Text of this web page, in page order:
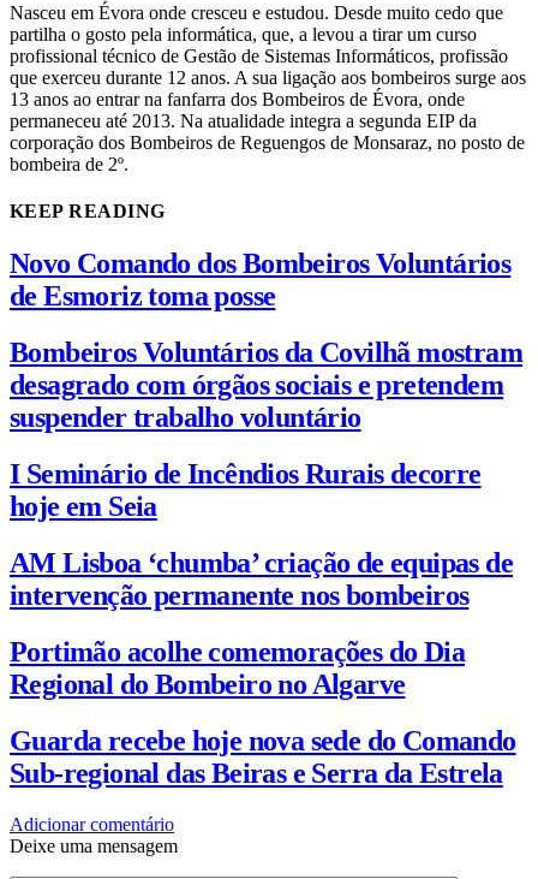
Nasceu em Évora onde cresceu e estudou. Desde muito cedo que
partilha o gosto pela informática, que, a levou a tirar um curso
profissional técnico de Gestão de Sistemas Informáticos, profissão
que exerceu durante 12 anos. A sua ligação aos bombeiros surge aos
13 anos ao entrar na fanfarra dos Bombeiros de Évora, onde
permaneceu até 2013. Na atualidade integra a segunda EIP da
corporação dos Bombeiros de Reguengos de Monsaraz, no posto de
bombeira de 2º.
KEEP READING
Novo Comando dos Bombeiros Voluntários
de Esmoriz toma posse
Bombeiros Voluntários da Covilhã mostram
desagrado com órgãos sociais e pretendem
suspender trabalho voluntário
I Seminário de Incêndios Rurais decorre
hoje em Seia
AM Lisboa ‘chumba’ criação de equipas de
intervenção permanente nos bombeiros
Portimão acolhe comemorações do Dia
Regional do Bombeiro no Algarve
Guarda recebe hoje nova sede do Comando
Sub-regional das Beiras e Serra da Estrela
Adicionar comentário
Deixe uma mensagem